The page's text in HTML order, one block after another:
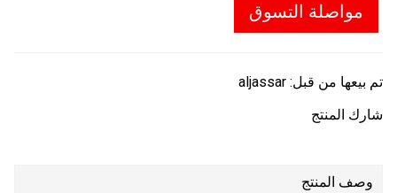
مواصلة التسوق
تم بيعها من قبل: aljassar
شارك المنتج
وصف المنتج